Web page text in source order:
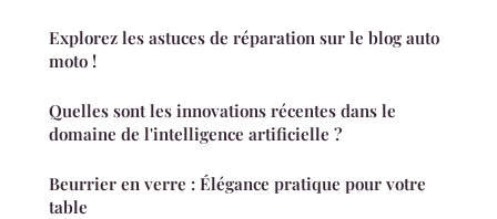
Explorez les astuces de réparation sur le blog auto
moto !
Quelles sont les innovations récentes dans le
domaine de l'intelligence artificielle ?
Beurrier en verre : Élégance pratique pour votre
table